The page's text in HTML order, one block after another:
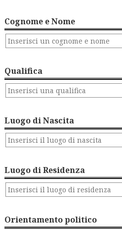
Cognome e Nome
Qualifica
Luogo di Nascita
Luogo di Residenza
Orientamento politico